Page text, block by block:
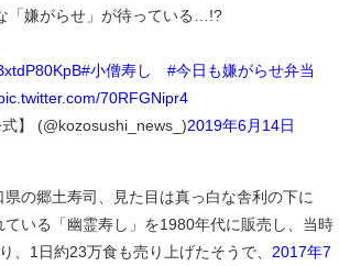
「嫌がらせ」が待っている…!?
#小僧寿し
#今日も嫌がらせ弁当
70RFGNipr4
】 (@kozosushi_news_)2019年6月14日
の郷土寿司、見た目は真っ白な舎利の下に
ている「幽霊寿し」を1980年代に販売し、当時
、1日約23万食も売り上げたそうで、 2017年7